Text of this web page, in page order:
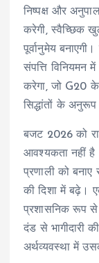
निष्पक्ष और
करेगी, स्वैच्छिक
पूर्वानुमेय
संपत्ति विनियमन
करेगा, जो G20 के
सिद्धांतों के अनुरूप
बजट 2026 को
आवश्यकता नहीं
प्रणाली को बनाए
की दिशा में बढ़े।
प्रशासनिक रूप से
दंड से भागीदारी
अर्थव्यवस्था में